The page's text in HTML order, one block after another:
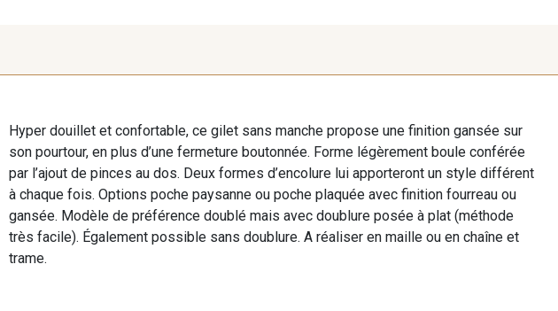
Hyper douillet et confortable, ce gilet sans manche propose une finition gansée sur
son pourtour, en plus d’une fermeture boutonnée. Forme légèrement boule conférée
par l’ajout de pinces au dos. Deux formes d’encolure lui apporteront un style différent
à chaque fois. Options poche paysanne ou poche plaquée avec finition fourreau ou
gansée. Modèle de préférence doublé mais avec doublure posée à plat (méthode
très facile). Également possible sans doublure. A réaliser en maille ou en chaîne et
trame.